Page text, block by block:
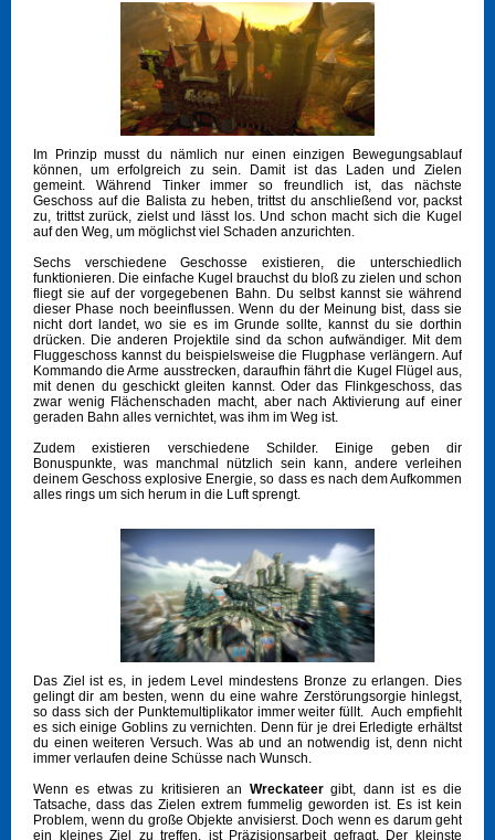
Im Prinzip musst du nämlich nur einen einzigen Bewegungsablauf
können, um erfolgreich zu sein. Damit ist das Laden und Zielen
gemeint. Während Tinker immer so freundlich ist, das nächste
Geschoss auf die Balista zu heben, trittst du anschließend vor, packst
zu, trittst zurück, zielst und lässt los. Und schon macht sich die Kugel
auf den Weg, um möglichst viel Schaden anzurichten.
Sechs verschiedene Geschosse existieren, die unterschiedlich
funktionieren. Die einfache Kugel brauchst du bloß zu zielen und schon
fliegt sie auf der vorgegebenen Bahn. Du selbst kannst sie während
dieser Phase noch beeinflussen. Wenn du der Meinung bist, dass sie
nicht dort landet, wo sie es im Grunde sollte, kannst du sie dorthin
drücken. Die anderen Projektile sind da schon aufwändiger. Mit dem
Fluggeschoss kannst du beispielsweise die Flugphase verlängern. Auf
Kommando die Arme ausstrecken, daraufhin fährt die Kugel Flügel aus,
mit denen du geschickt gleiten kannst. Oder das Flinkgeschoss, das
zwar wenig Flächenschaden macht, aber nach Aktivierung auf einer
geraden Bahn alles vernichtet, was ihm im Weg ist.
Zudem existieren verschiedene Schilder. Einige geben dir
Bonuspunkte, was manchmal nützlich sein kann, andere verleihen
deinem Geschoss explosive Energie, so dass es nach dem Aufkommen
alles rings um sich herum in die Luft sprengt.
Das Ziel ist es, in jedem Level mindestens Bronze zu erlangen. Dies
gelingt dir am besten, wenn du eine wahre Zerstörungsorgie hinlegst,
so dass sich der Punktemultiplikator immer weiter füllt. Auch empfiehlt
es sich einige Goblins zu vernichten. Denn für je drei Erledigte erhältst
du einen weiteren Versuch. Was ab und an notwendig ist, denn nicht
immer verlaufen deine Schüsse nach Wunsch.
Wenn es etwas zu kritisieren an Wreckateergibt, dann ist es die
Tatsache, dass das Zielen extrem fummelig geworden ist. Es ist kein
Problem, wenn du große Objekte anvisierst. Doch wenn es darum geht
ein kleines Ziel zu treffen, ist Präzisionsarbeit gefragt. Der kleinste